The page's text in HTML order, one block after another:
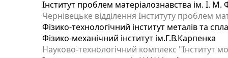
Інститут проблем матеріалознавства ім. І.
Чернівецьке відділення Інституту проблем
Фізико-технологічний інститут металів та
Фізико-механічний інститут ім.Г.В.Карпенка
Науково-технологічний комплекс "Інститут